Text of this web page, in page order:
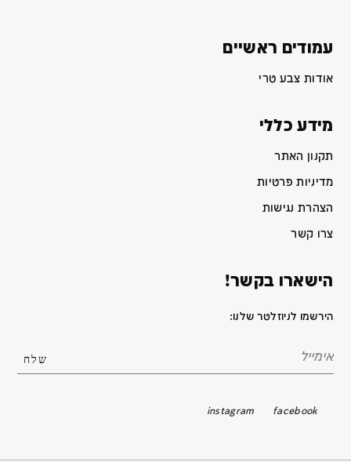
עמודים ראשיים
אודות צבע טרי
מידע כללי
תקנון האתר
מדיניות פרטיות
הצהרת נגישות
צרו קשר
הישארו בקשר!
הירשמו לניוזלטר שלנו:
facebook
instagram